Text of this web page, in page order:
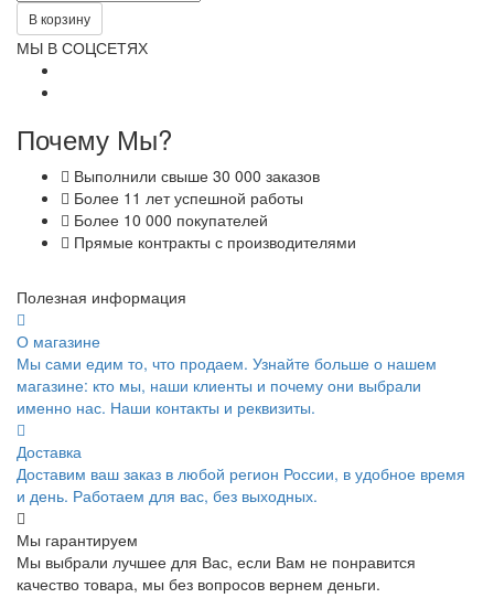
В корзину
МЫ В СОЦСЕТЯХ
Почему Мы?
Выполнили свыше 30 000 заказов
Более 11 лет успешной работы
Более 10 000 покупателей
Прямые контракты с производителями
Полезная информация
О магазине
Мы сами едим то, что продаем. Узнайте больше о нашем
магазине: кто мы, наши клиенты и почему они выбрали
именно нас. Наши контакты и реквизиты.
Доставка
Доставим ваш заказ в любой регион России, в удобное время
и день. Работаем для вас, без выходных.
Мы гарантируем
Мы выбрали лучшее для Вас, если Вам не понравится
качество товара, мы без вопросов вернем деньги.